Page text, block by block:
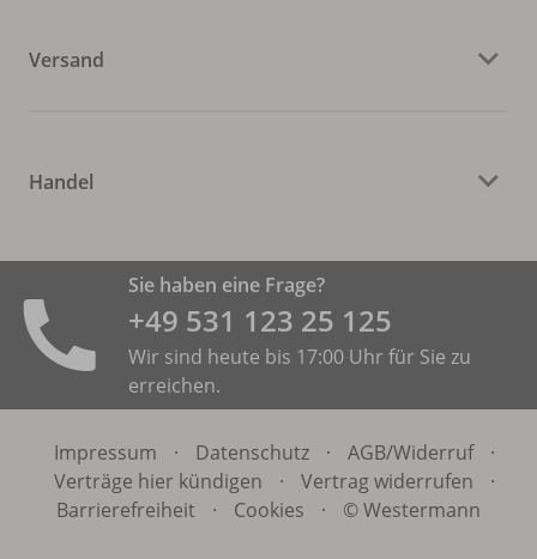
Versand
Handel
Sie haben eine Frage?
+49 531 ­123 25 125
Wir sind heute bis 17:00 Uhr für Sie zu
erreichen.
Impressum · Datenschutz · AGB/Widerruf
·
Verträge hier kündigen
· Vertrag widerrufen
·
Barrierefreiheit
· Cookies · © Westermann